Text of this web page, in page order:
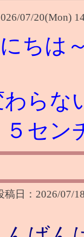
07/20(Mon)
ちは
わら
５セン
稿日： 2026/07/